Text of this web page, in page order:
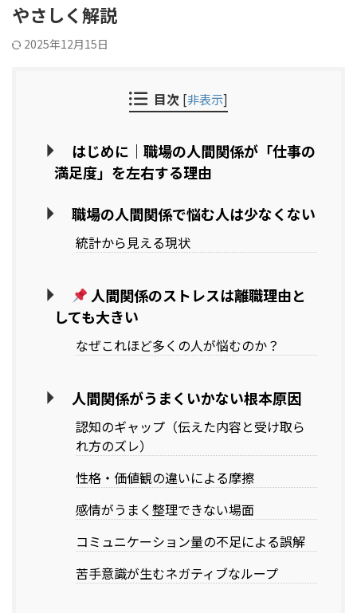
やさしく解説
2025年12月15日
目次 [非表示]
はじめに｜職場の人間関係が「仕事の
満足度」を左右する理由
職場の人間関係で悩む人は少なくない
統計から見える現状
人間関係のストレスは離職理由と
しても大きい
なぜこれほど多くの人が悩むのか？
人間関係がうまくいかない根本原因
認知のギャップ（伝えた内容と受け取ら
れ方のズレ）
性格・価値観の違いによる摩擦
感情がうまく整理できない場面
コミュニケーション量の不足による誤解
苦手意識が生むネガティブなループ